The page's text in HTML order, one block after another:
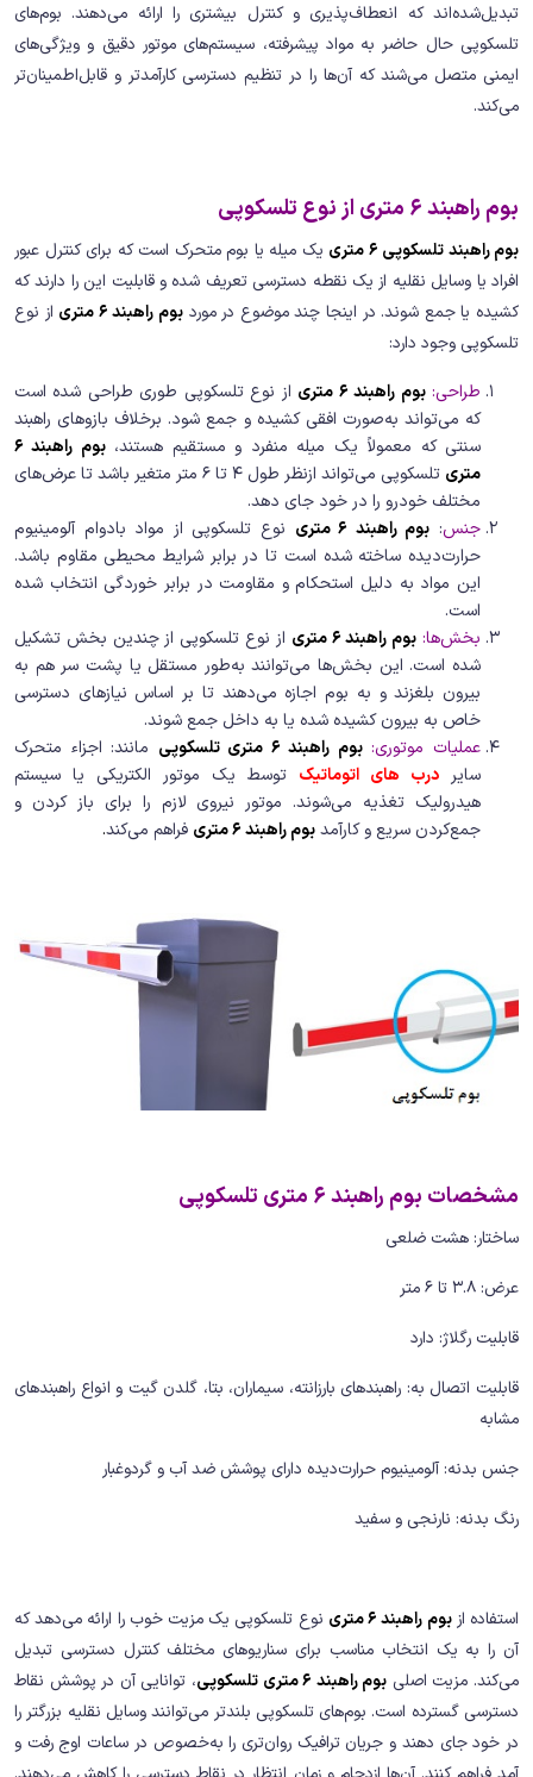
تبدیل‌شده‌اند که انعطاف‌پذیری و کنترل بیشتری را ارائه می‌دهند. بوم‌های
تلسکوپی حال حاضر به مواد پیشرفته، سیستم‌های موتور دقیق و ویژگی‌های
ایمنی متصل می‌شند که آن‌ها را در تنظیم دسترسی کارآمدتر و قابل‌اطمینان‌تر
می‌کند.
بوم راهبند 6 متری از نوع تلسکوپی
بوم راهبند تلسکوپی 6 متری
یک میله یا بوم متحرک است که برای کنترل عبور
افراد یا وسایل نقلیه از یک نقطه دسترسی تعریف شده و قابلیت این را دارند که
کشیده یا جمع شوند. در اینجا چند موضوع در مورد بوم راهبند 6 متری
از نوع
تلسکوپی وجود دارد:
طراحی: بوم راهبند 6 متری
از نوع تلسکوپی طوری طراحی شده است
که می‌تواند به‌صورت افقی کشیده و جمع شود. برخلاف بازوهای راهبند
سنتی که معمولاً یک میله منفرد و مستقیم هستند،
بوم راهبند 6
متری
تلسکوپی می‌تواند ازنظر طول 4 تا 6 متر متغیر باشد تا عرض‌های
مختلف خودرو را در خود جای دهد.
جنس: بوم راهبند 6 متری
نوع تلسکوپی از مواد بادوام آلومینیوم
حرارت‌دیده ساخته شده است تا در برابر شرایط محیطی مقاوم باشد.
این مواد به دلیل استحکام و مقاومت در برابر خوردگی انتخاب شده
است.
بخش‌ها: بوم راهبند 6 متری
از نوع تلسکوپی از چندین بخش تشکیل
شده است. این بخش‌ها می‌توانند به‌طور مستقل یا پشت سر هم به
بیرون بلغزند و به بوم اجازه می‌دهند تا بر اساس نیازهای دسترسی
خاص به بیرون کشیده شده یا به داخل جمع شوند.
عملیات موتوری: بوم راهبند 6 متری تلسکوپی
مانند: اجزاء متحرک
سایر درب های اتوماتیک توسط یک موتور الکتریکی یا سیستم
هیدرولیک تغذیه می‌شوند. موتور نیروی لازم را برای باز کردن و
جمع‌کردن سریع و کارآمدبوم راهبند 6 متری فراهم می‌کند.
مشخصات بوم راهبند 6 متری تلسکوپی
ساختار: هشت ضلعی
عرض: 3.8 تا 6 متر
قابلیت رگلاژ: دارد
قابلیت اتصال به: راهبندهای بارزانته، سیماران، بتا، گلدن گیت و انواع راهبندهای
مشابه
جنس بدنه: آلومینیوم حرارت‌دیده دارای پوشش ضد آب و گردوغبار
رنگ بدنه: نارنجی و سفید
استفاده ازبوم راهبند 6 متری
نوع تلسکوپی یک مزیت خوب را ارائه می‌دهد که
آن را به یک انتخاب مناسب برای سناریوهای مختلف کنترل دسترسی تبدیل
می‌کند. مزیت اصلی بوم راهبند 6 متری تلسکوپی
، توانایی آن در پوشش نقاط
دسترسی گسترده است. بوم‌های تلسکوپی بلندتر می‌توانند وسایل نقلیه بزرگتر را
در خود جای دهند و جریان ترافیک روان‌تری را به‌خصوص در ساعات اوج رفت ‌و